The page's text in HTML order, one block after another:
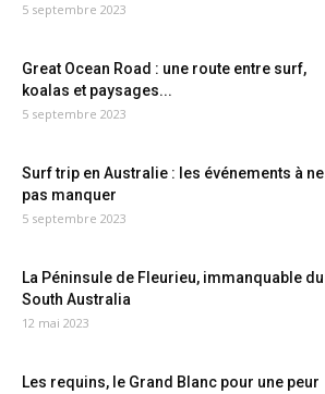
5 septembre 2023
Great Ocean Road : une route entre surf,
koalas et paysages...
5 septembre 2023
Surf trip en Australie : les événements à ne
pas manquer
5 septembre 2023
La Péninsule de Fleurieu, immanquable du
South Australia
12 mai 2023
Les requins, le Grand Blanc pour une peur